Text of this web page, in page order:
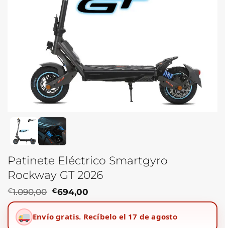
Patinete Eléctrico Smartgyro
Rockway GT 2026
€1.090,00 El
precio
era:
€694,00
precio
es:
Envío gratis. Recíbelo el 17 de agosto